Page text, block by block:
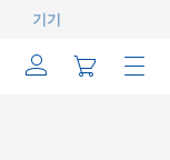
기기